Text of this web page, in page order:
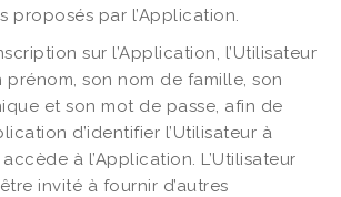
proposés par l’Application.
sur l’Application, l’Utilisateur
son nom de famille, son
et son mot de passe, afin de
d’identifier l’Utilisateur à
à l’Application. L’Utilisateur
invité à fournir d’autres